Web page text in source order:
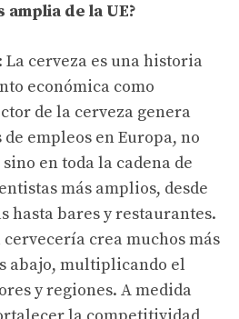
de la UE?
: La cerveza es una historia
económica como
de la cerveza genera
empleos en Europa, no
en toda la cadena de
más amplios, desde
hasta bares y restaurantes.
crea muchos más
abajo, multiplicando el
y regiones. A medida